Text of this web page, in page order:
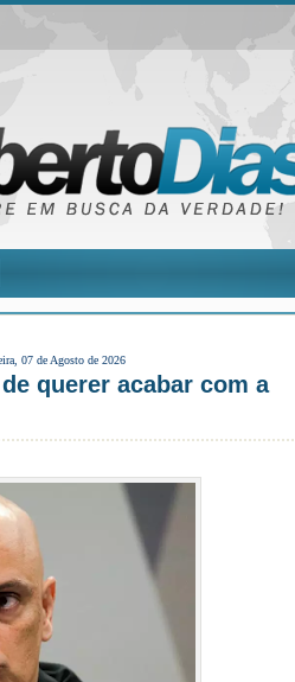
07 de Agosto de 2026
querer acabar com a